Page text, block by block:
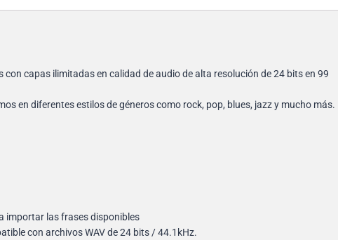
capas ilimitadas en calidad de audio de alta resolución de 24 bits en 99
en diferentes estilos de géneros como rock, pop, blues, jazz y mucho más.
importar las frases disponibles
con archivos WAV de 24 bits / 44.1kHz.